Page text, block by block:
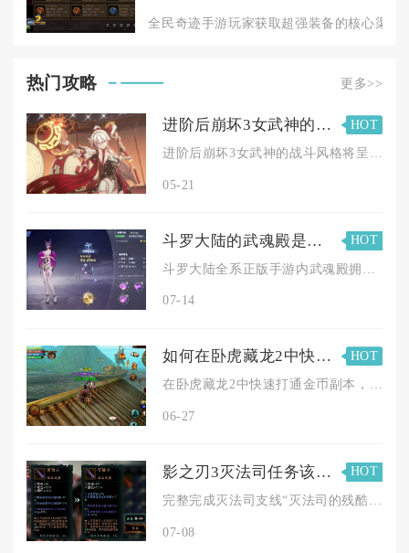
全民奇迹手游玩家获取超强装备的核心渠道
热门攻略 更多>>
进阶后崩坏3女武神的战斗风格是否会有所改变
HOT
05-21
斗罗大陆的武魂殿是否有武魂师的聚集地
HOT
07-14
如何在卧虎藏龙2中快速打通金币副本
HOT
在卧虎藏龙2中快速打通金币副本，核心在于高战力配置、组队配合...
06-27
影之刃3灭法司任务该怎么办
HOT
07-08